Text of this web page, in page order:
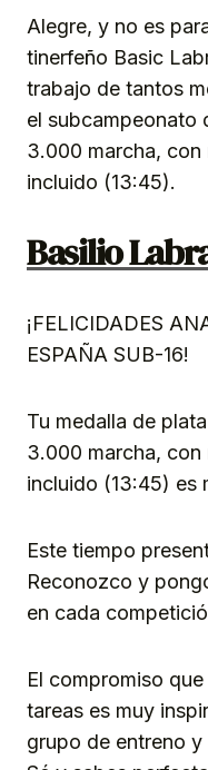
Alegre, y no es
tinerfeño Basic
trabajo de tantos
el subcampeonato
3.000 marcha, con
incluido (13:45).
Basilio
¡FELICIDADES
ESPAÑA SUB-16!
Tu medalla de
3.000 marcha, con
incluido (13:45) es
Este tiempo
Reconozco y
en cada
El compromiso
tareas es muy
grupo de entreno